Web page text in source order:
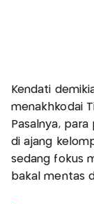
Kendati
menakhkodai
Pasalnya,
di ajang
sedang fokus
bakal mentas